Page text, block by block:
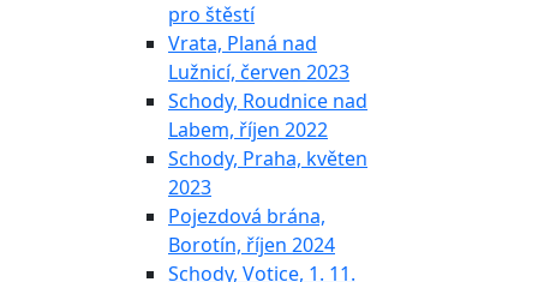
pro štěstí
Vrata, Planá nad
Lužnicí, červen 2023
Schody, Roudnice nad
Labem, říjen 2022
Schody, Praha, květen
2023
Pojezdová brána,
Borotín, říjen 2024
Schody, Votice, 1. 11.